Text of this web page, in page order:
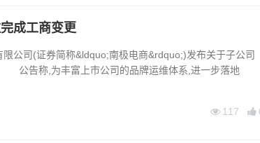
成工商变更
司(证券简称&ldquo;南极电商&rdquo;)发布关于子公司
公告称,为丰富上市公司的品牌运维体系,进一步落地
117